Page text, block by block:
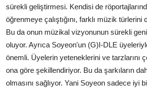
sürekli geliştirmesi. Kendisi de
öğrenmeye çalıştığını, farklı müzik türlerini
Bu da onun müzikal vizyonunun sürekli
oluyor. Ayrıca Soyeon'un (G)I-DLE
önemli. Üyelerin yeteneklerini ve tarzlarını
ona göre şekillendiriyor. Bu da şarkıların
olmasını sağlıyor. Yani Soyeon sadece iyi